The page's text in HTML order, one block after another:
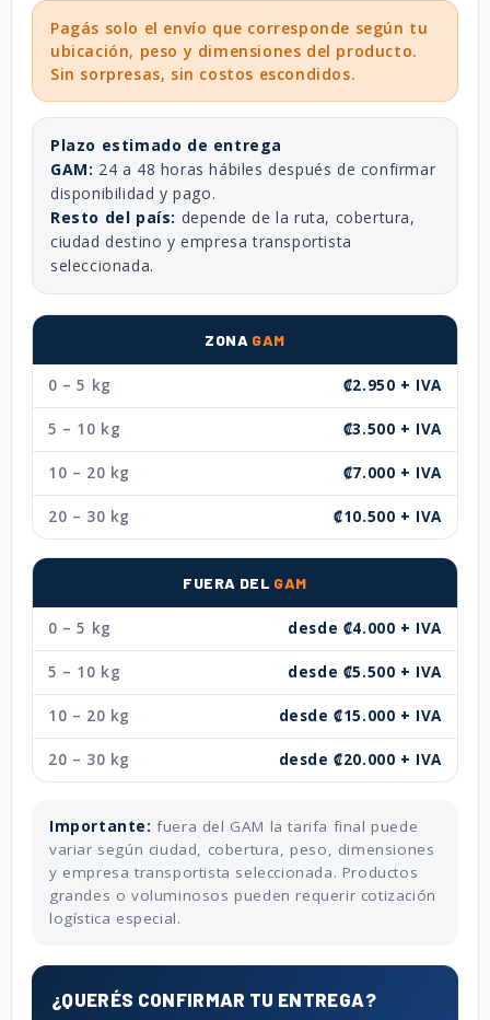
Pagás solo el envío que corresponde según tu
ubicación, peso y dimensiones del producto.
Sin sorpresas, sin costos escondidos.
Plazo estimado de entrega
GAM: 24 a 48 horas hábiles después de confirmar
disponibilidad y pago.
Resto del país: depende de la ruta, cobertura,
ciudad destino y empresa transportista
seleccionada.
ZONA GAM
0 – 5 kg ₡2.950 + IVA
5 – 10 kg ₡3.500 + IVA
10 – 20 kg ₡7.000 + IVA
20 – 30 kg ₡10.500 + IVA
FUERA DEL GAM
0 – 5 kg desde ₡4.000 + IVA
5 – 10 kg desde ₡5.500 + IVA
10 – 20 kg desde ₡15.000 + IVA
20 – 30 kg desde ₡20.000 + IVA
Importante: fuera del GAM la tarifa final puede
variar según ciudad, cobertura, peso, dimensiones
y empresa transportista seleccionada. Productos
grandes o voluminosos pueden requerir cotización
logística especial.
¿QUERÉS CONFIRMAR TU ENTREGA?